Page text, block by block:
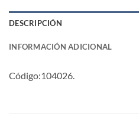
DESCRIPCIÓN
INFORMACIÓN ADICIONAL
Código:104026.